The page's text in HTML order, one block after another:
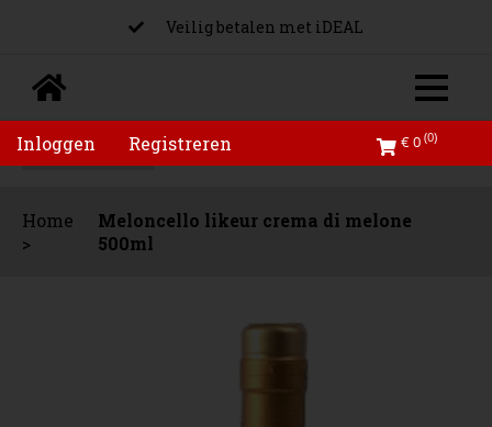
Veilig betalen met iDEAL
Altijd de laagste prijs voor zowel particulier als
Inloggen Registreren € 0 (0)
Home
>
Meloncello likeur crema di melone
500ml